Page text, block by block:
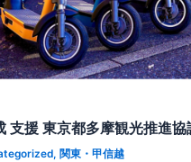
支援 東京都多摩観光推進協
, 関東・甲信越